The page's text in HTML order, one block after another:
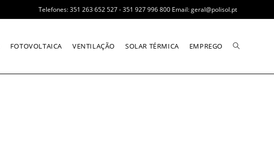
Telefones: 351 263 652 527 - 351 927 996 800 Email: geral@polisol.pt
FOTOVOLTAICA VENTILAÇÃO SOLAR TÉRMICA EMPREGO